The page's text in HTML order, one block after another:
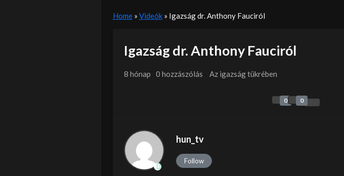
Home» Videók» Igazság dr. Anthony Fauciról
Igazság dr. Anthony Fauciról
8 hónap 0 hozzászólás Az igazság tükrében
0 0
hun_tv
Follow